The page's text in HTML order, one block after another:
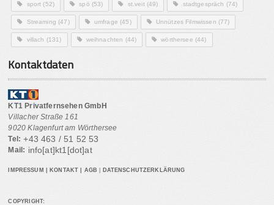
sport (52) spö (53) st.veit(49) stadtgespräch (74)
Streaming (47) umfrage (45) Unnützes Filmwissen (77)
villach (131) weihnachten (44) wörthersee (44)
Kontaktdaten
KT1 Privatfernsehen GmbH
Villacher Straße 161
9020 Klagenfurt am Wörthersee
Tel: +43 463 / 51 52 53
Mail: info[at]kt1[dot]at
IMPRESSUM KONTAKT AGB DATENSCHUTZERKLÄRUNG
COPYRIGHT: